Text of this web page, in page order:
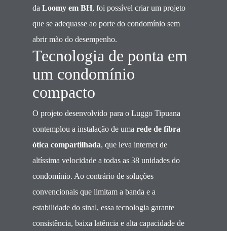
da Loomy em BH, foi possível criar um projeto
que se adequasse ao porte do condomínio sem
abrir mão do desempenho.
Tecnologia de ponta em
um condomínio
compacto
O projeto desenvolvido para o Luggo Tipuana
contemplou a instalação de uma rede de fibra
ótica compartilhada, que leva internet de
altíssima velocidade a todas as 38 unidades do
condomínio. Ao contrário de soluções
convencionais que limitam a banda e a
estabilidade do sinal, essa tecnologia garante
consistência, baixa latência e alta capacidade de